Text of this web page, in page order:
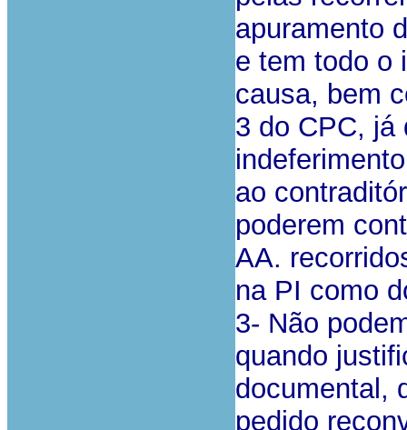
apuramento
e tem todo o
causa, bem
3 do CPC, já
ao
poderem
AA.
na PI como
3- Não
quando
documental,
pedido